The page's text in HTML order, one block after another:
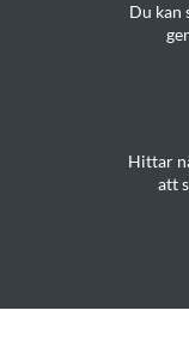
Du kan
Hittar
att